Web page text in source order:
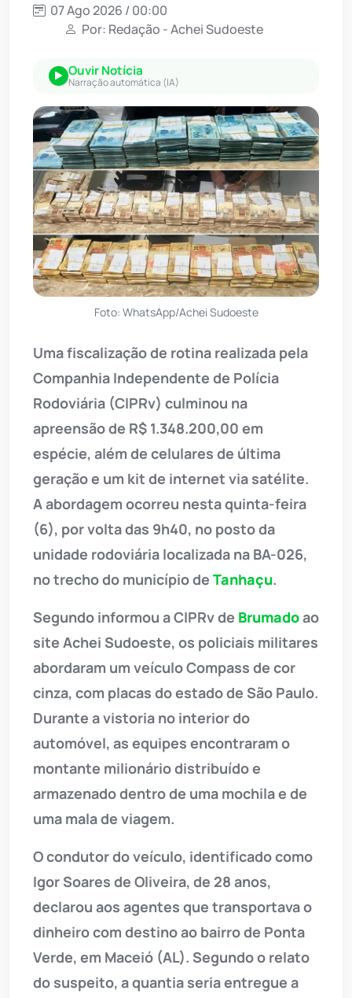
07 Ago 2026 / 00:00
Por: Redação - Achei Sudoeste
Ouvir Notícia
Narração automática (IA)
Foto: WhatsApp/Achei Sudoeste
Uma fiscalização de rotina realizada pela
Companhia Independente de Polícia
Rodoviária (CIPRv) culminou na
apreensão de R$ 1.348.200,00 em
espécie, além de celulares de última
geração e um kit de internet via satélite.
A abordagem ocorreu nesta quinta-feira
(6), por volta das 9h40, no posto da
unidade rodoviária localizada na BA-026,
no trecho do município de Tanhaçu.
Segundo informou a CIPRv de Brumadoao
site Achei Sudoeste, os policiais militares
abordaram um veículo Compass de cor
cinza, com placas do estado de São Paulo.
Durante a vistoria no interior do
automóvel, as equipes encontraram o
montante milionário distribuído e
armazenado dentro de uma mochila e de
uma mala de viagem.
O condutor do veículo, identificado como
Igor Soares de Oliveira, de 28 anos,
declarou aos agentes que transportava o
dinheiro com destino ao bairro de Ponta
Verde, em Maceió (AL). Segundo o relato
do suspeito, a quantia seria entregue a